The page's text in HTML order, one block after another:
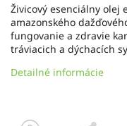
Živicový esenciálny olej
amazonského
fungovanie a zdravie
tráviacich a dýchacích
Detailné informácie